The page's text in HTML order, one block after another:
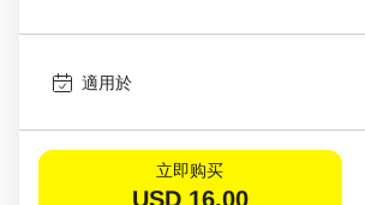
適用於
立即购买
USD 16.00